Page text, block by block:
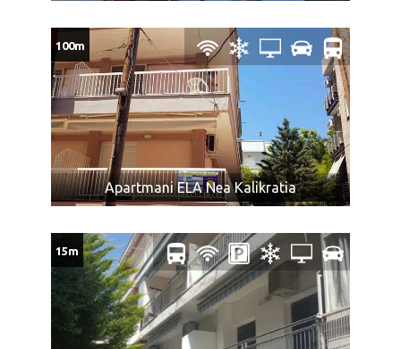
Vaša je odgovornost da proverite da li je Vaš prtljag
unet ili iznet iz autobusa.
Ukoliko Vam ponuda za Vila KALI Nea Kalikratia ne odgovara
pogledajte ponudu ostalih smeštaja u letovalištu
Kalikratiaili ostalih smeštajnih kapaciteta u oblastiHalkidiki
severuRepublike Grčke
Apartmani ELA Nea Kalikratia
100m
15m